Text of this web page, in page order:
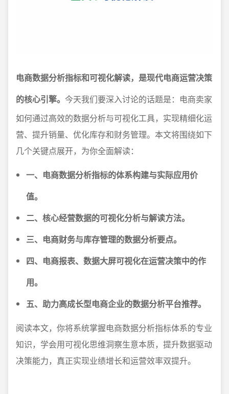
电商数据分析指标和可视化解读，是现代电商运营决策
的核心引擎。 今天我们要深入讨论的话题是：电商卖家
如何通过高效的数据分析与可视化工具，实现精细化运
营、提升销量、优化库存和财务管理。本文将围绕如下
几个关键点展开，为你全面解读：
一、电商数据分析指标的体系构建与实际应用价
值。
二、核心经营数据的可视化分析与解读方法。
三、电商财务与库存管理的数据分析要点。
四、电商报表、数据大屏可视化在运营决策中的作
用。
五、助力高成长型电商企业的数据分析平台推荐。
阅读本文，你将系统掌握电商数据分析指标体系的专业
知识，学会用可视化思维洞察生意本质，提升数据驱动
决策能力，真正实现业绩增长和运营效率双提升。